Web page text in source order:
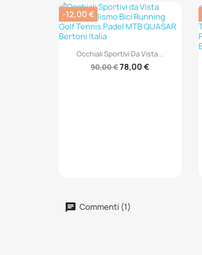
Anteprima
Occhiali Sportivi Da Vista...
90,00 €78,00 €
-12,00 €
Commenti (1)